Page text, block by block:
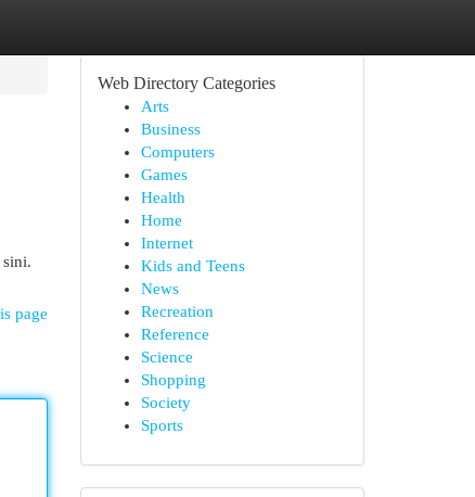
page
Web Directory Categories
Arts
Business
Computers
Games
Health
Home
Internet
Kids and Teens
News
Recreation
Reference
Science
Shopping
Society
Sports